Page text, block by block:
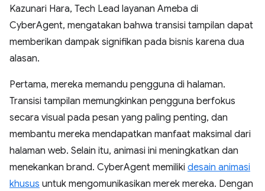
Kazunari Hara, Tech Lead layanan Ameba di
CyberAgent, mengatakan bahwa transisi tampilan dapat
memberikan dampak signifikan pada bisnis karena dua
alasan.
Pertama, mereka memandu pengguna di halaman.
Transisi tampilan memungkinkan pengguna berfokus
secara visual pada pesan yang paling penting, dan
membantu mereka mendapatkan manfaat maksimal dari
halaman web. Selain itu, animasi ini meningkatkan dan
menekankan brand. CyberAgent memiliki desain animasi
khusus untuk mengomunikasikan merek mereka. Dengan